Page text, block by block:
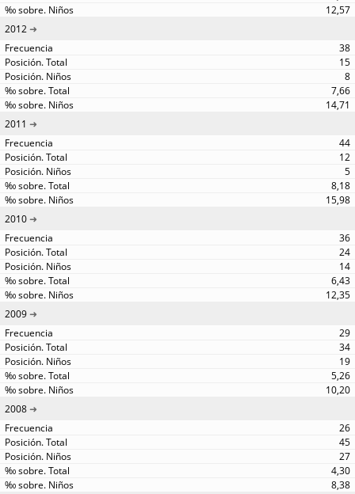
12,57
2012
38
15
8
7,66
14,71
2011
44
12
5
8,18
15,98
2010
36
24
14
6,43
12,35
2009
29
34
19
5,26
10,20
2008
26
45
27
4,30
8,38